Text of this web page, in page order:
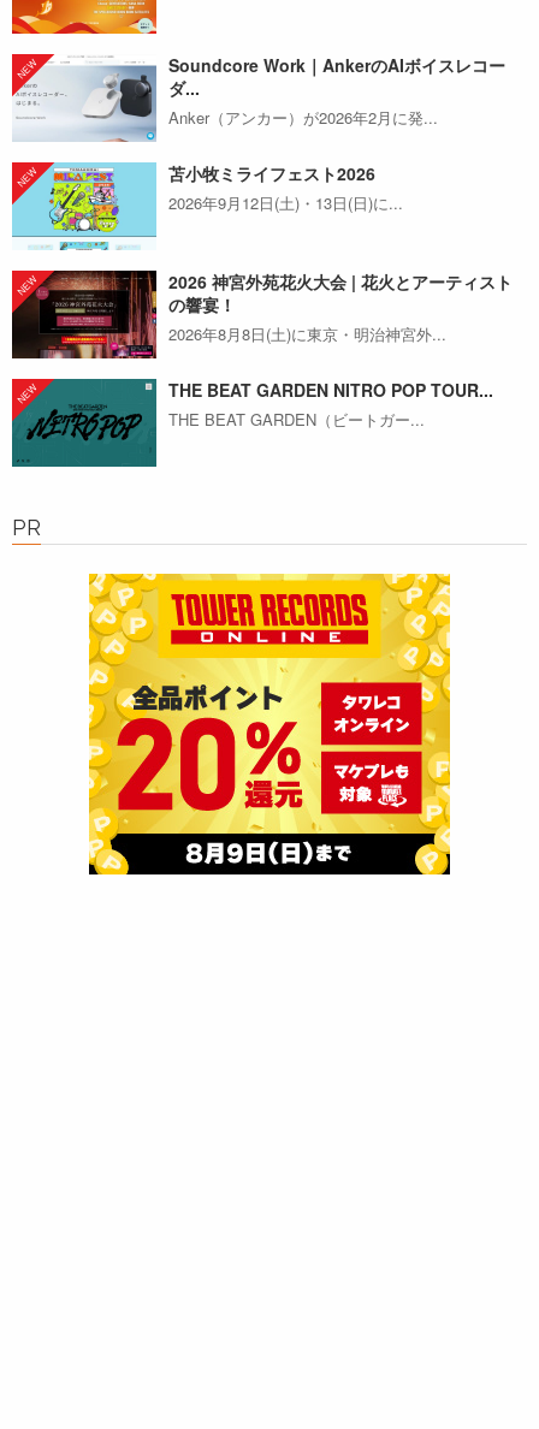
Soundcore Work｜AnkerのAIボイスレコー
ダ...
Anker（アンカー）が2026年2月に発...
苫小牧ミライフェスト2026
2026年9月12日(土)・13日(日)に...
2026 神宮外苑花火大会 | 花火とアーティスト
の響宴！
2026年8月8日(土)に東京・明治神宮外...
THE BEAT GARDEN NITRO POP TOUR...
THE BEAT GARDEN（ビートガー...
PR